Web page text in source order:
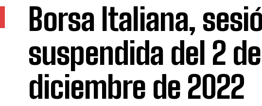
Borsa Italiana,
suspendida del 2 de
diciembre de 2022